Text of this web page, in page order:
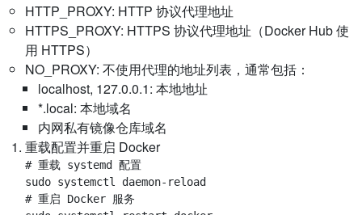
HTTP_PROXY: HTTP 协议代理地址
HTTPS_PROXY: HTTPS 协议代理地址（Docker Hub 使
用 HTTPS）
NO_PROXY: 不使用代理的地址列表，通常包括：
localhost, 127.0.0.1: 本地地址
*.local: 本地域名
内网私有镜像仓库域名
重载配置并重启 Docker
# 重载 systemd 配置
sudo systemctl daemon-reload
# 重启 Docker 服务